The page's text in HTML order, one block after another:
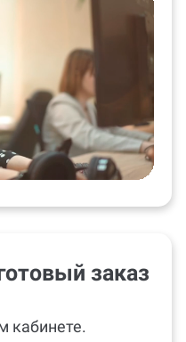
заказ
кабинете.